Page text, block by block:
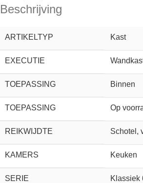
Beschrijving
ARTIKELTYP Kast
EXECUTIE
TOEPASSING Binnen
TOEPASSING Op
REIKWIJDTE Schotel,
KAMERS Keuken
SERIE Klassiek